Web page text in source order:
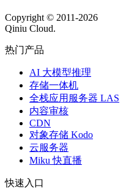
Copyright © 2011-2026
Qiniu Cloud.
热门产品
AI 大模型推理
存储一体机
全栈应用服务器 LAS
内容审核
CDN
对象存储 Kodo
云服务器
Miku 快直播
快速入口